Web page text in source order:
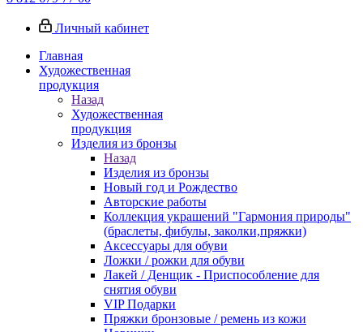
Личный кабинет
Главная
Художественная
продукция
Назад
Художественная
продукция
Изделия из бронзы
Назад
Изделия из бронзы
Новый год и Рождество
Авторские работы
Коллекция украшений "Гармония природы"
(браслеты, фибулы, заколки,пряжки)
Аксессуары для обуви
Ложки / рожки для обуви
Лакей / Денщик - Приспособление для
снятия обуви
VIP Подарки
Пряжки бронзовые / ремень из кожи